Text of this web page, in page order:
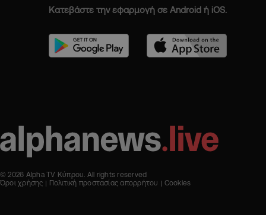
Κατεβάστε την εφαρμογή σε Android ή iOS.
© 2026 Alpha TV Κύπρου. All rights reserved
Όροι χρήσης
Πολιτική προστασίας απορρήτου Cookies